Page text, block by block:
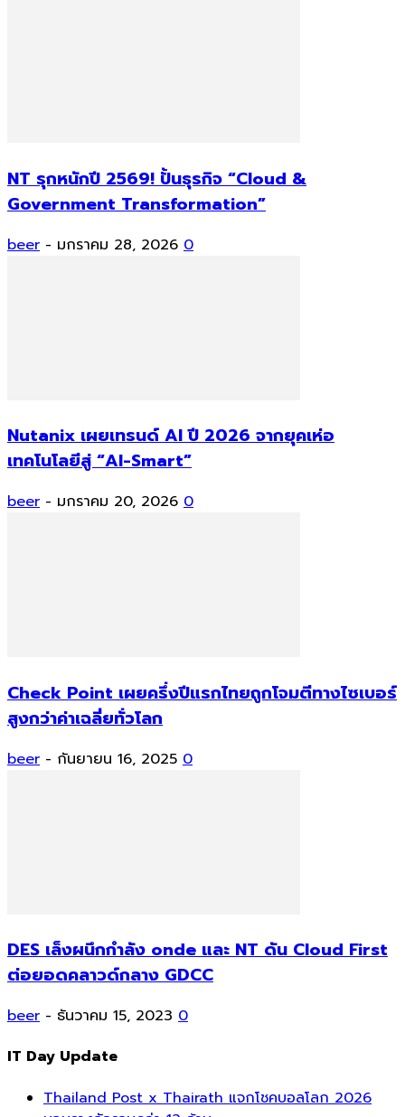
NT รุกหนักปี 2569! ปั้นธุรกิจ “Cloud &
Government Transformation”
beer - มกราคม 28, 2026 0
Nutanix เผยเทรนด์ AI ปี 2026 จากยุคเห่อ
เทคโนโลยีสู่ “AI-Smart”
beer - มกราคม 20, 2026 0
Check Point เผยครึ่งปีแรกไทยถูกโจมตีทางไซเบอร์
สูงกว่าค่าเฉลี่ยทั่วโลก
beer - กันยายน 16, 2025 0
DES เล็งผนึกกำลัง onde และ NT ดัน Cloud First
ต่อยอดคลาวด์กลาง GDCC
beer - ธันวาคม 15, 2023 0
IT Day Update
Thailand Post x Thairath แจกโชคบอลโลก 2026